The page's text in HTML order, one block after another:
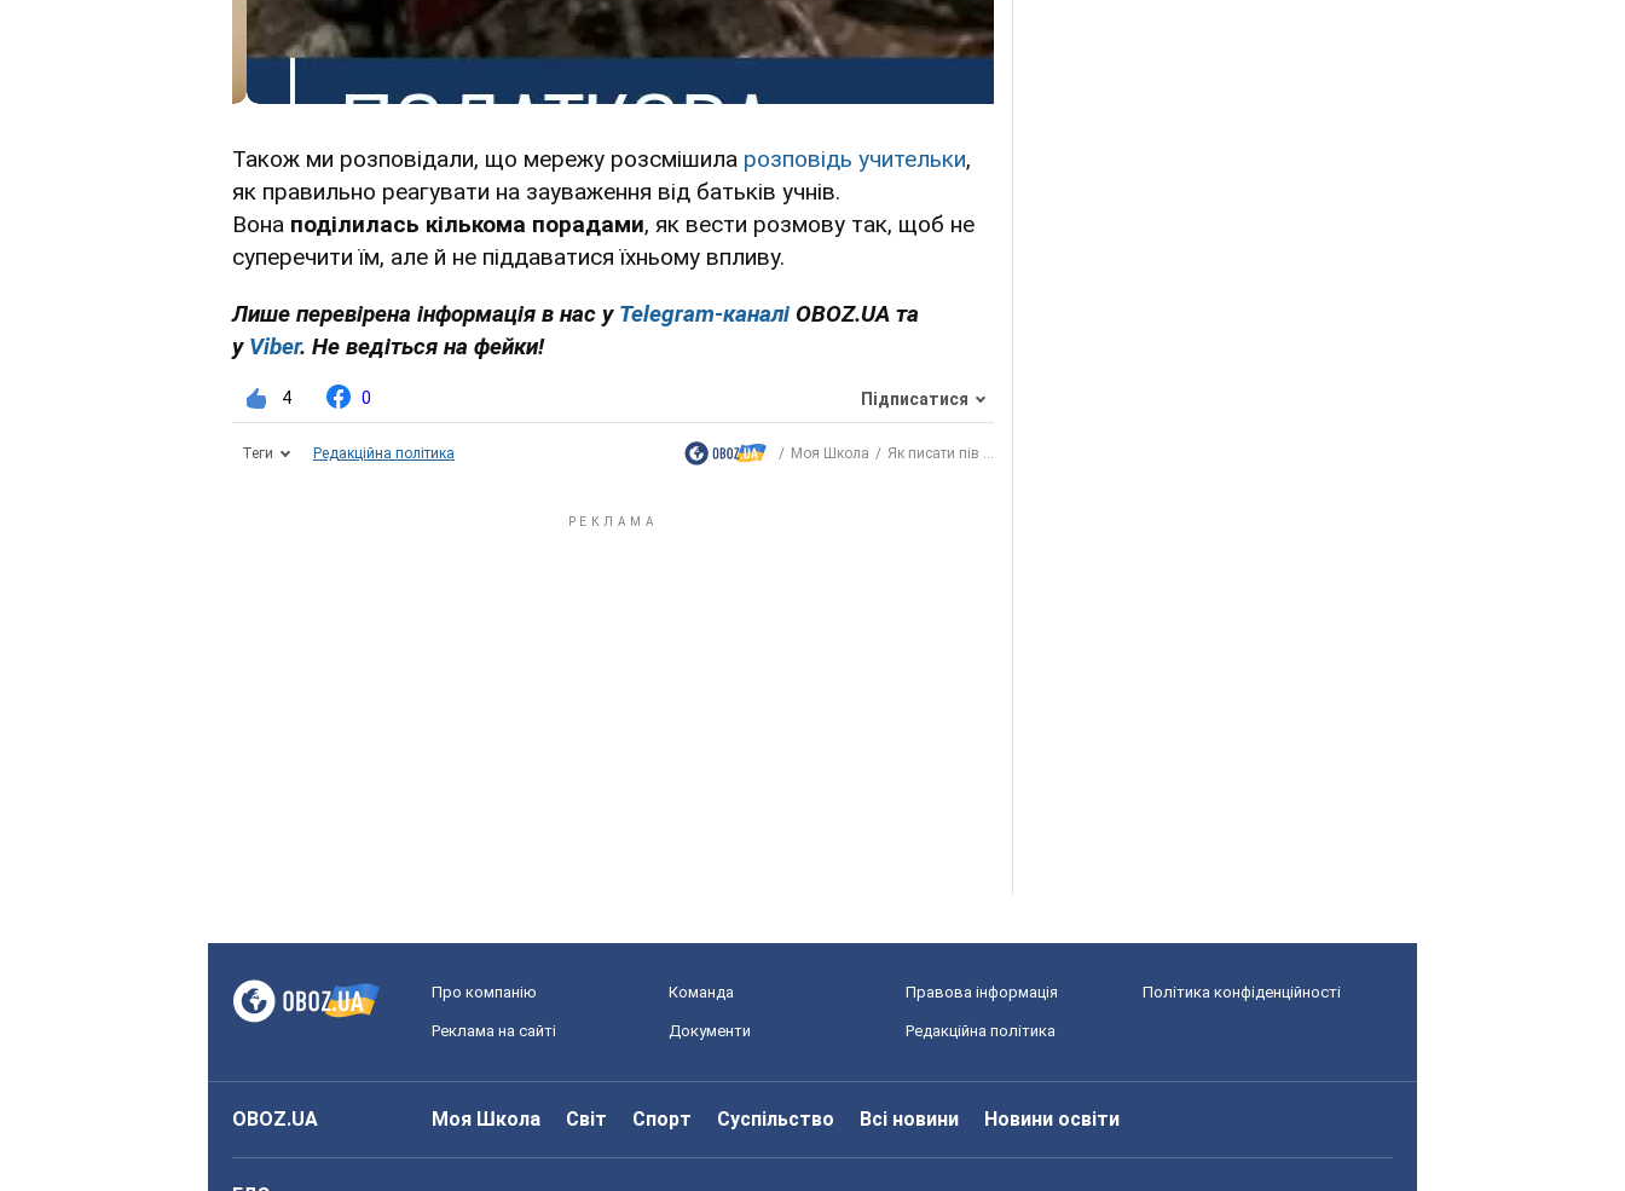
Також ми розповідали, що мережу розсмішила розповідь учительки,
як правильно реагувати на зауваження від батьків учнів.
Вона поділилась кількома порадами, як вести розмову так, щоб не
суперечити їм, але й не піддаватися їхньому впливу.
Лише перевірена інформація в нас у Telegram-каналі OBOZ.UA та
у Viber. Не ведіться на фейки!
4 0 Підписатися
Теги Редакційна політика Моя Школа Як писати пів ...
Про компанію Команда Правова інформація Політика конфіденційності
Реклама на сайті Документи Редакційна політика
OBOZ.UA Моя Школа Світ Спорт Суспільство Всі новини Новини освіти